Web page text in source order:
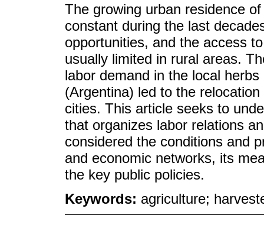
The growing urban residence
constant during the last
opportunities, and the access
usually limited in rural areas.
labor demand in the local
(Argentina) led to the
cities. This article seeks to
that organizes labor relations
considered the conditions and
and economic networks, its
the key public policies.
Keywords: agriculture;